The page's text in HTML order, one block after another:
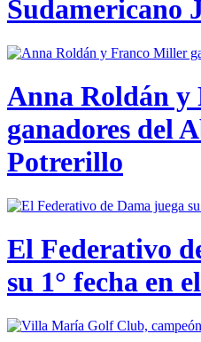
Sudamericano
Anna Roldán
ganadores del
Potrerillo
El Federativo
su 1° fecha en